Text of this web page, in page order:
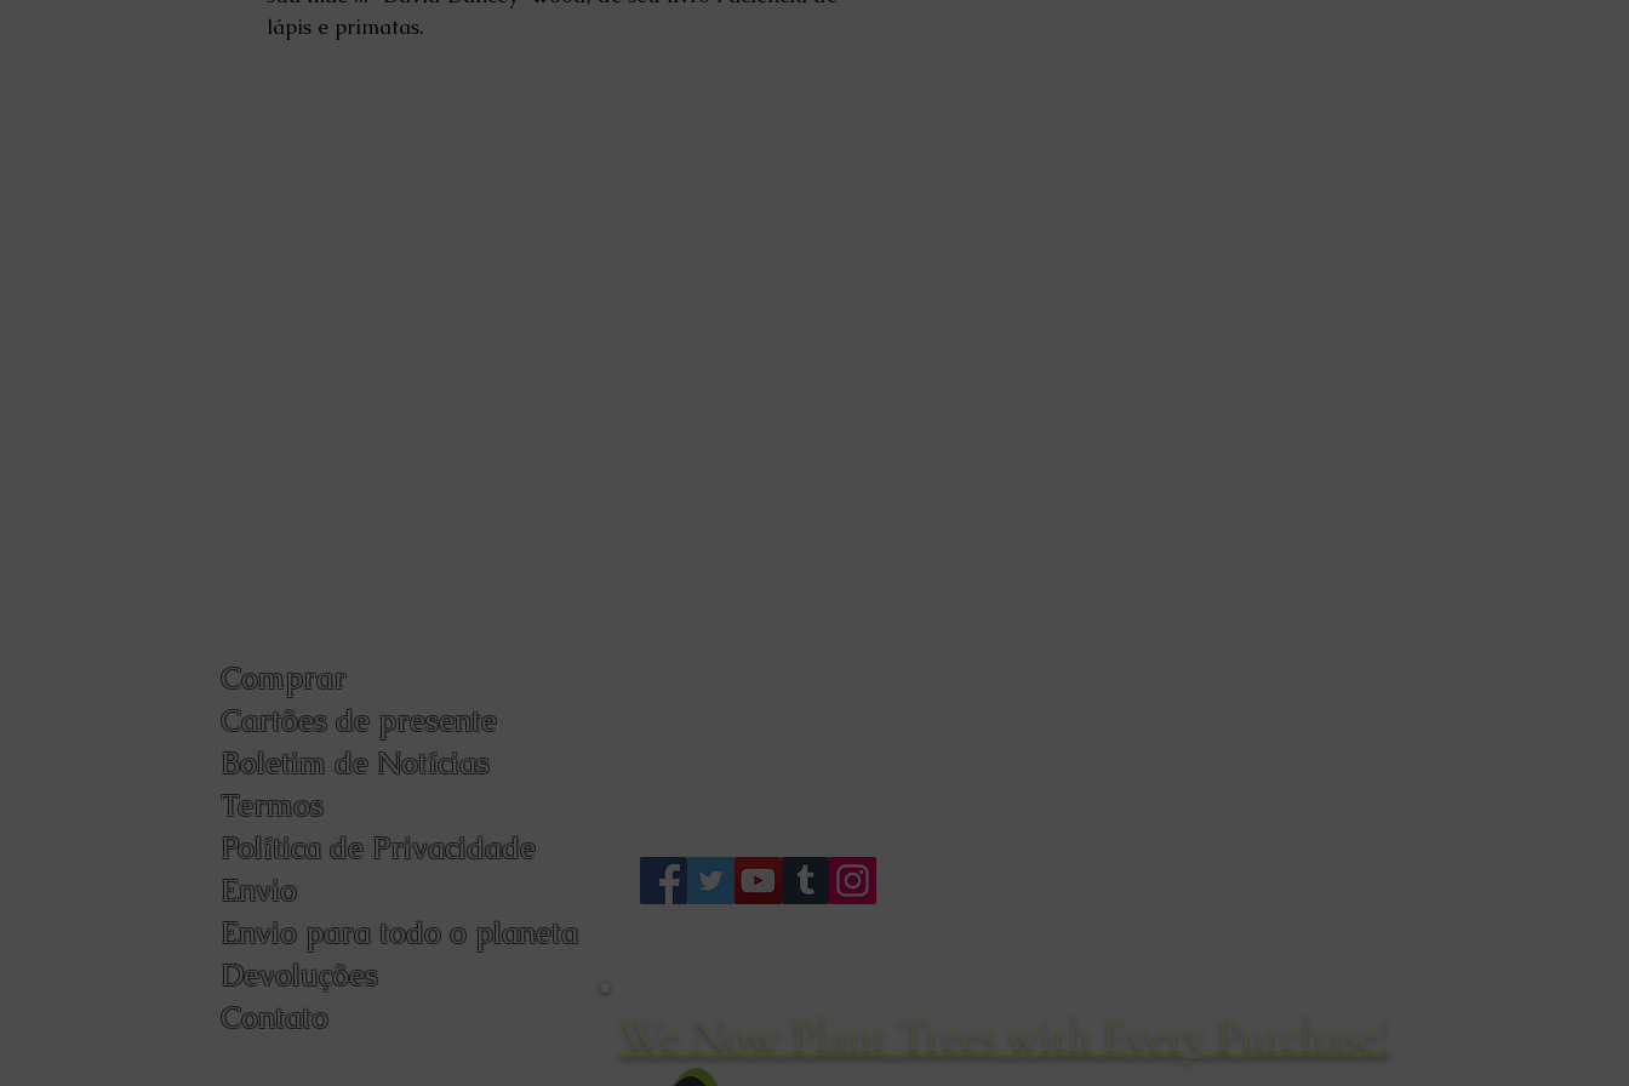
lápis e primatas.
Comprar
Cartões de presente
Boletim de Notícias
Termos
Política de Privacidade
Envio
Envio para todo o planeta
Devoluções
Contato
We Now Plant Trees with Every Purchase!